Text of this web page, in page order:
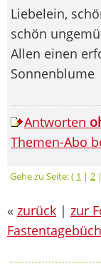
Liebelein,
schön
Allen einen
Sonnenblume
Antworten
Themen-Abo
Gehe zu Seite: ( 1 | 2 |
« zurück | zur